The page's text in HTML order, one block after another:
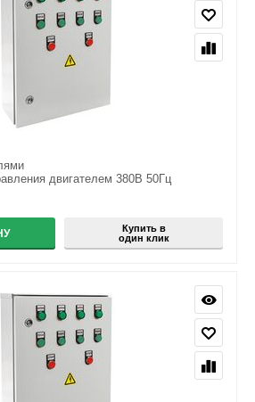
двигателем 380В 50Гц
Купить в
один клик